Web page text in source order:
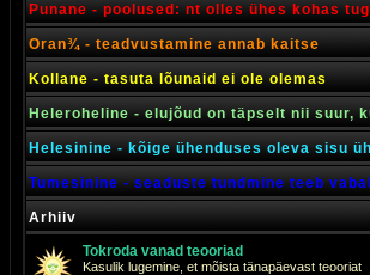
Punane - poolused: nt olles ühes kohas
Oran¾ - teadvustamine annab kaitse
Kollane - tasuta lõunaid ei ole olemas
Heleroheline - elujõud on täpselt nii suur,
Helesinine - kõige ühenduses oleva sisu
Tumesinine - seaduste tundmine teeb
Arhiiv
Tokroda vanad teooriad
Kasulik lugemine, et mõista tänapäevast teooriat